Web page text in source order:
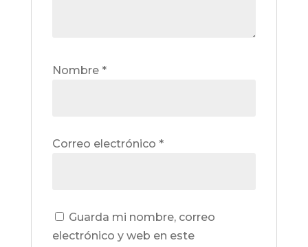
Nombre *
Correo electrónico *
Guarda mi nombre, correo
electrónico y web en este